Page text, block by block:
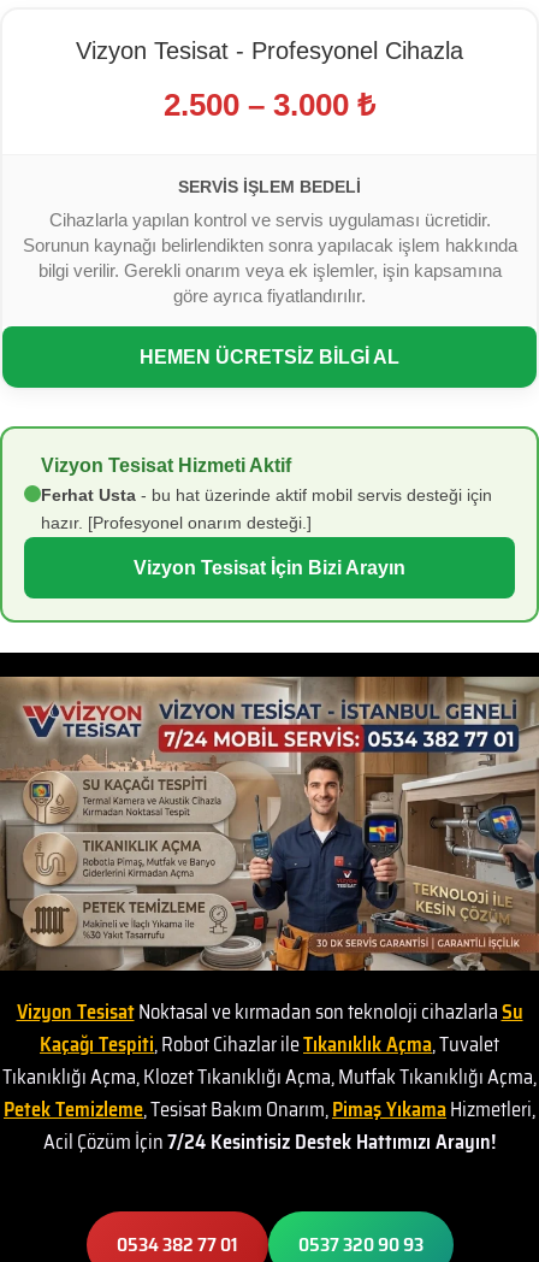
Vizyon Tesisat - Profesyonel Cihazla
2.500 – 3.000 ₺
SERVIS İŞLEM BEDELI
Cihazlarla yapılan kontrol ve servis uygulaması ücretidir.
Sorunun kaynağı belirlendikten sonra yapılacak işlem hakkında
bilgi verilir. Gerekli onarım veya ek işlemler, işin kapsamına
göre ayrıca fiyatlandırılır.
HEMEN ÜCRETSİZ BİLGİ AL
Vizyon Tesisat Hizmeti Aktif
Ferhat Usta - bu hat üzerinde aktif mobil servis desteği için
hazır. [Profesyonel onarım desteği.]
Vizyon Tesisat İçin Bizi Arayın
Vizyon TesisatNoktasal ve kırmadan son teknoloji cihazlarlaSu
Kaçağı Tespiti, Robot Cihazlar ileTıkanıklık Açma, Tuvalet
Tıkanıklığı Açma, Klozet Tıkanıklığı Açma, Mutfak Tıkanıklığı Açma,
Petek Temizleme, Tesisat Bakım Onarım,Pimaş YıkamaHizmetleri,
Acil Çözüm İçin7/24 Kesintisiz Destek Hattımızı Arayın!
0534 382 77 01 0537 320 90 93